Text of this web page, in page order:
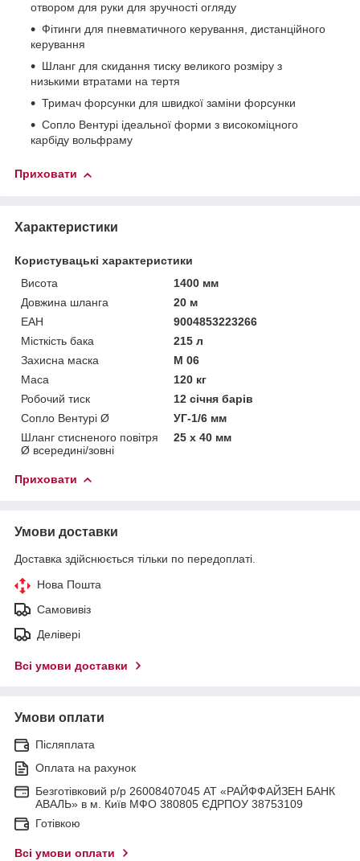
отвором для руки для зручності огляду
Фітинги для пневматичного керування, дистанційного
керування
Шланг для скидання тиску великого розміру з
низькими втратами на тертя
Тримач форсунки для швидкої заміни форсунки
Сопло Вентурі ідеальної форми з високоміцного
карбіду вольфраму
Приховати
Характеристики
Користувацькі характеристики
Висота
1400 мм
Довжина шланга
20 м
ЕАН
9004853223266
Місткість бака
215 л
Захисна маска
М 06
Маса
120 кг
Робочий тиск
12 січня барів
Сопло Вентурі Ø
УГ-1/6 мм
Шланг стисненого повітря
Ø всередині/зовні
25 х 40 мм
Приховати
Умови доставки
Доставка здійснюється тільки по передоплаті.
Нова Пошта
Самовивіз
Делівері
Всі умови доставки
Умови оплати
Післяплата
Оплата на рахунок
Безготівковий р/р 26008407045 АТ «РАЙФФАЙЗЕН БАНК
АВАЛЬ» в м. Київ МФО 380805 ЄДРПОУ 38753109
Готівкою
Всі умови оплати